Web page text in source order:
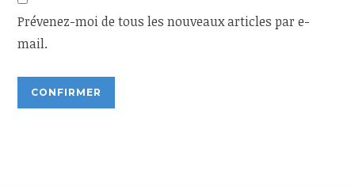
Prévenez-moi de tous les nouveaux articles par e-
mail.